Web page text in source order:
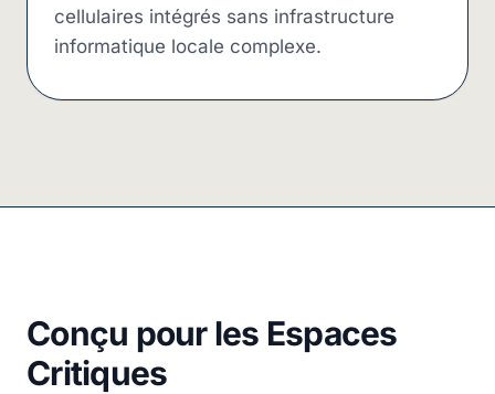
cellulaires intégrés sans infrastructure
informatique locale complexe.
Conçu pour les Espaces
Critiques